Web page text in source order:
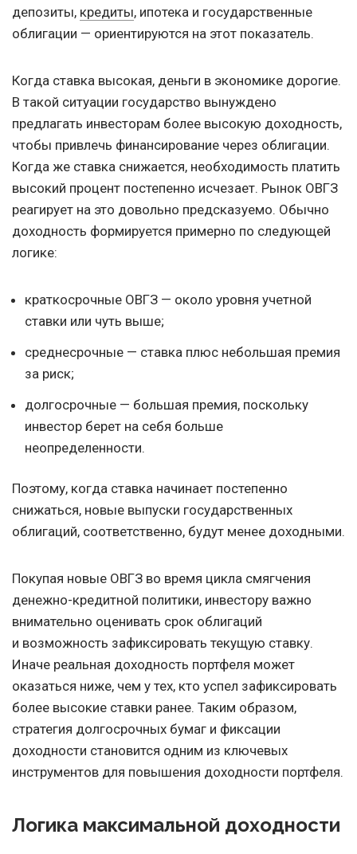
депозиты, кредиты, ипотека и государственные
облигации — ориентируются на этот показатель.
Когда ставка высокая, деньги в экономике дорогие.
В такой ситуации государство вынуждено
предлагать инвесторам более высокую доходность,
чтобы привлечь финансирование через облигации.
Когда же ставка снижается, необходимость платить
высокий процент постепенно исчезает. Рынок ОВГЗ
реагирует на это довольно предсказуемо. Обычно
доходность формируется примерно по следующей
логике:
краткосрочные ОВГЗ — около уровня учетной
ставки или чуть выше;
среднесрочные — ставка плюс небольшая премия
за риск;
долгосрочные — большая премия, поскольку
инвестор берет на себя больше
неопределенности.
Поэтому, когда ставка начинает постепенно
снижаться, новые выпуски государственных
облигаций, соответственно, будут менее доходными.
Покупая новые ОВГЗ во время цикла смягчения
денежно-кредитной политики, инвестору важно
внимательно оценивать срок облигаций
и возможность зафиксировать текущую ставку.
Иначе реальная доходность портфеля может
оказаться ниже, чем у тех, кто успел зафиксировать
более высокие ставки ранее. Таким образом,
стратегия долгосрочных бумаг и фиксации
доходности становится одним из ключевых
инструментов для повышения доходности портфеля.
Логика максимальной доходности